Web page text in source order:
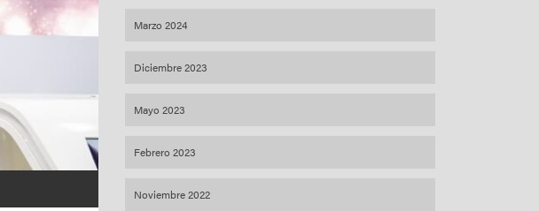
Marzo 2024
Diciembre 2023
Mayo 2023
Febrero 2023
Noviembre 2022